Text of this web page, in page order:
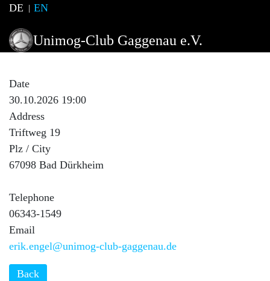
DE EN
Unimog-Club Gaggenau e.V.
Date
30.10.2026 19:00
Address
Triftweg 19
Plz / City
67098 Bad Dürkheim
Telephone
06343-1549
Email
erik.engel@unimog-club-gaggenau.de
Back